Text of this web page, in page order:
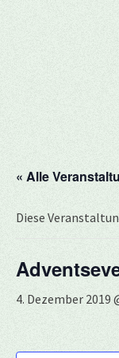
« Alle
Diese
4. Dezember 2019